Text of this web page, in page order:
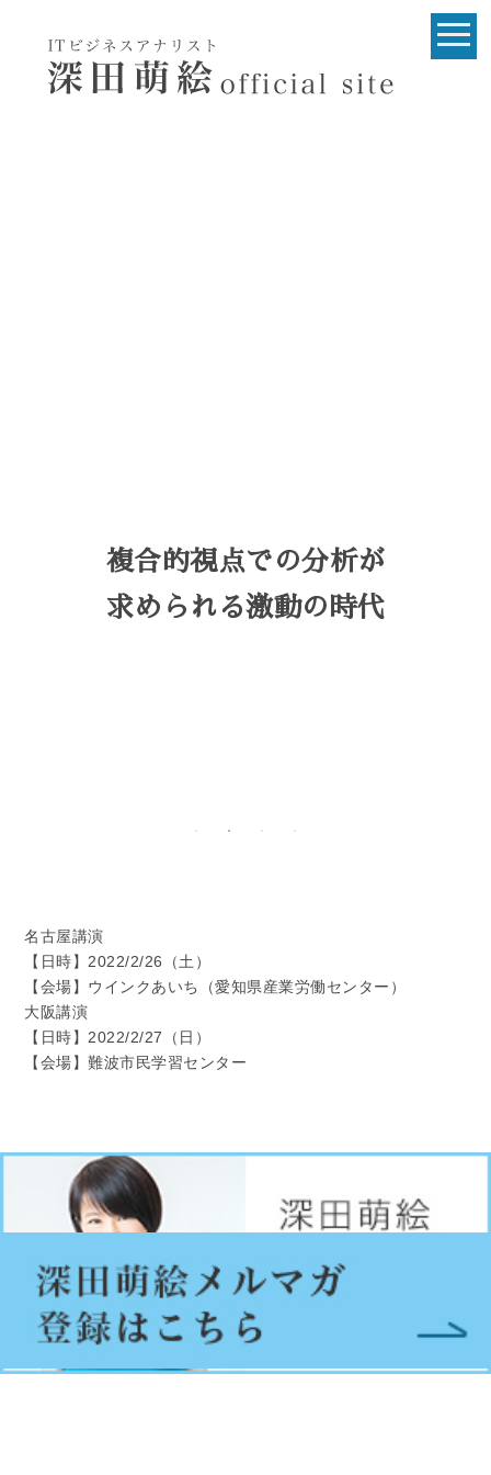
複合的視点での分析が
求められる激動の時代
名古屋講演
【日時】2022/2/26（土）
【会場】ウインクあいち（愛知県産業労働センター）
大阪講演
【日時】2022/2/27（日）
【会場】難波市民学習センター